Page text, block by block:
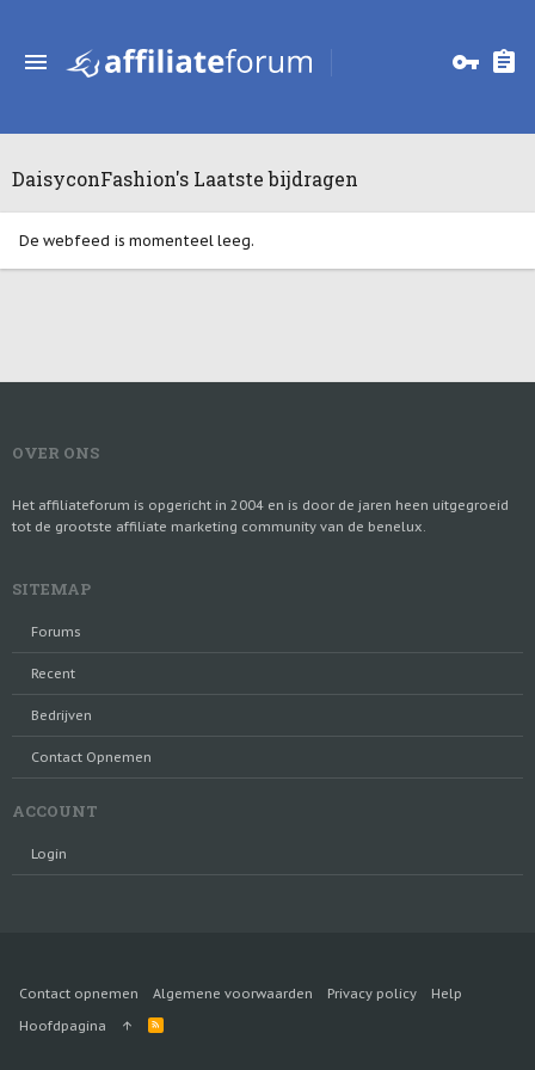
DaisyconFashion's Laatste bijdragen
De webfeed is momenteel leeg.
OVER ONS
Het affiliateforum is opgericht in 2004 en is door de jaren heen uitgegroeid
tot de grootste affiliate marketing community van de benelux.
SITEMAP
Forums
Recent
Bedrijven
Contact Opnemen
ACCOUNT
Login
Contact opnemen Algemene voorwaarden Privacy policy
Help
Hoofdpagina
R
S